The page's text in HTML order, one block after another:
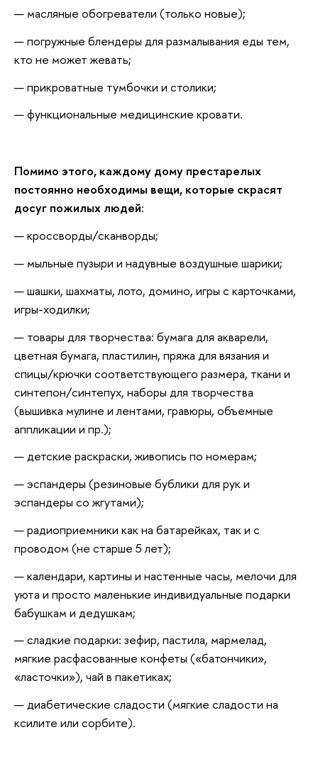
масляные обогреватели (только новые);
погружные блендеры для размалывания еды тем,
кто не может жевать;
прикроватные тумбочки и столики;
функциональные медицинские кровати.
Помимо этого, каждому дому престарелых
постоянно необходимы вещи, которые скрасят
досуг пожилых людей:
кроссворды/сканворды;
мыльные пузыри и надувные воздушные шарики;
шашки, шахматы, лото, домино, игры с карточками,
игры-ходилки;
товары для творчества: бумага для акварели,
цветная бумага, пластилин, пряжа для вязания и
спицы/крючки соответствующего размера, ткани и
синтепон/синтепух, наборы для творчества
(вышивка мулине и лентами, гравюры, объемные
аппликации и пр.);
детские раскраски, живопись по номерам;
эспандеры (резиновые бублики для рук и
эспандеры со жгутами);
радиоприемники как на батарейках, так и с
проводом (не старше 5 лет);
календари, картины и настенные часы, мелочи для
уюта и просто маленькие индивидуальные подарки
бабушкам и дедушкам;
сладкие подарки: зефир, пастила, мармелад,
мягкие расфасованные конфеты («батончики»,
«ласточки»), чай в пакетиках;
диабетические сладости (мягкие сладости на
ксилите или сорбите).